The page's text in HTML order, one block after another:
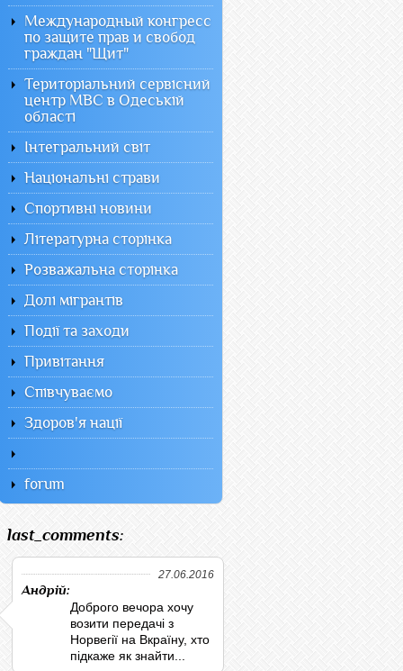
Международный конгресс
по защите прав и свобод
граждан "Щит"
Територіальний сервісний
центр МВС в Одеській
області
Інтегральний світ
Національні страви
Спортивні новини
Літературна сторінка
Розважальна сторінка
Долі мігрантів
Події та заходи
Привітання
Співчуваємо
Здоров'я нації
forum
last_comments:
27.06.2016
Андрій:
Доброго вечора хочу
возити передачі з
Норвегії на Вкраїну, хто
підкаже як знайти...